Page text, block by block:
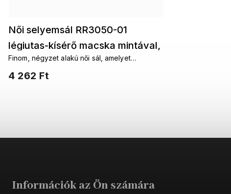
Női selyemsál RR3050-01
légiutas-kísérő macska mintával,
neon rózsaszín színben
7200619-7
4 262 Ft
Finom, négyzet alakú női sál, amelyet
fantáziádnak nincsenek határai.
Információk az Ön számára